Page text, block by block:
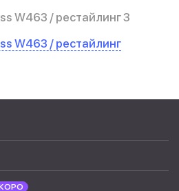
W463 / рестайлинг 3
W463 / рестайлинг